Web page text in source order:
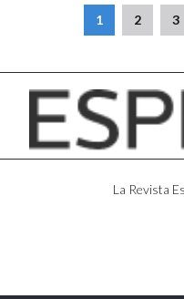
1 2 3
La Revista